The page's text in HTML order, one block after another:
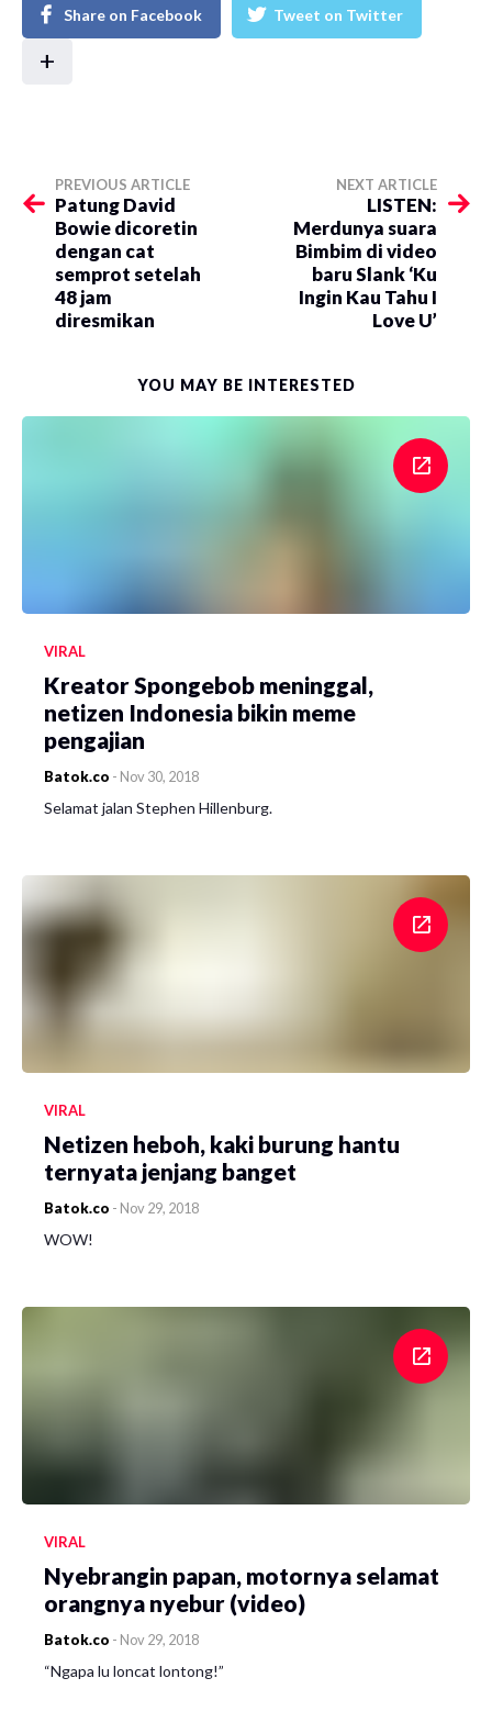
Share on Facebook Tweet on Twitter
+
PREVIOUS ARTICLE
Patung David
Bowie dicoretin
dengan cat
semprot setelah
48 jam
diresmikan
NEXT ARTICLE
LISTEN:
Merdunya suara
Bimbim di video
baru Slank ‘Ku
Ingin Kau Tahu I
Love U’
YOU MAY BE INTERESTED
VIRAL
Kreator Spongebob meninggal,
netizen Indonesia bikin meme
pengajian
Batok.co - Nov 30, 2018
Selamat jalan Stephen Hillenburg.
VIRAL
Netizen heboh, kaki burung hantu
ternyata jenjang banget
Batok.co - Nov 29, 2018
WOW!
VIRAL
Nyebrangin papan, motornya selamat
orangnya nyebur (video)
Batok.co - Nov 29, 2018
“Ngapa lu loncat lontong!”